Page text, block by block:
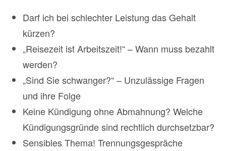
Darf ich bei schlechter Leistung das Gehalt
kürzen?
„Reisezeit ist Arbeitszeit!“ – Wann muss bezahlt
werden?
„Sind Sie schwanger?“ – Unzulässige Fragen
und ihre Folge
Keine Kündigung ohne Abmahnung? Welche
Kündigungsgründe sind rechtlich durchsetzbar?
Sensibles Thema! Trennungsgespräche